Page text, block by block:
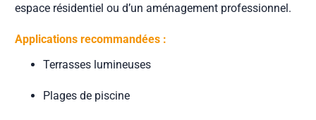
espace résidentiel ou d’un aménagement professionnel.
Applications recommandées :
Terrasses lumineuses
Plages de piscine